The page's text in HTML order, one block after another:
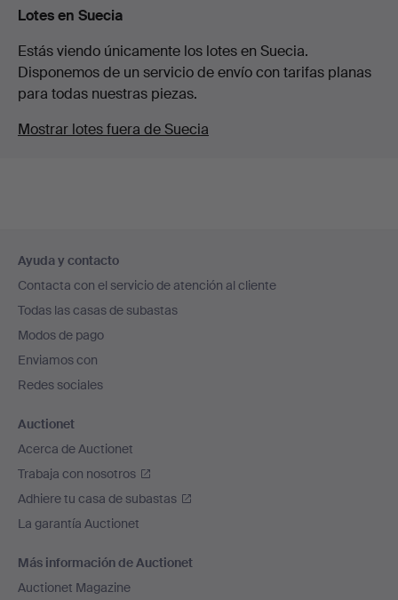
Lotes en Suecia
Estás viendo únicamente los lotes en Suecia.
Disponemos de un servicio de envío con tarifas planas
para todas nuestras piezas.
Mostrar lotes fuera de Suecia
en
el
pie
de
página
Ayuda y contacto
Contacta con el servicio de atención al cliente
Todas las casas de subastas
Modos de pago
Enviamos con
Redes sociales
Auctionet
Acerca de Auctionet
Trabaja con nosotros
Adhiere tu casa de subastas
La garantía Auctionet
Más información de Auctionet
Auctionet Magazine